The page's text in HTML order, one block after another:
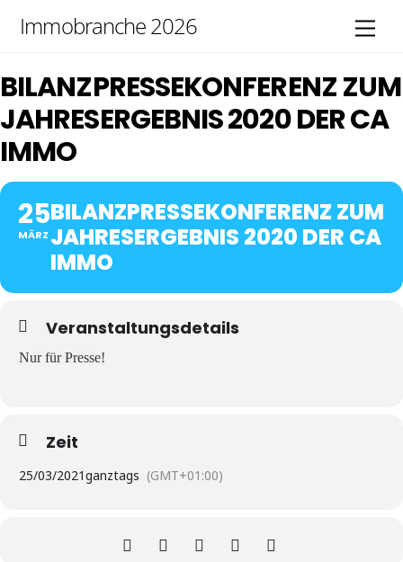
Immobranche 2026
BILANZPRESSEKONFERENZ ZUM
JAHRESERGEBNIS 2020 DER CA
IMMO
25
MÄRZ
BILANZPRESSEKONFERENZ ZUM
JAHRESERGEBNIS 2020 DER CA
IMMO
Veranstaltungsdetails
Nur für Presse!
Zeit
25/03/2021ganztags (GMT+01:00)